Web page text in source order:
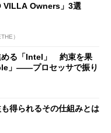
VILLA Owners」3選
）
める「Intel」 約束を果
」――プロセッサで振り
得られるその仕組みとは